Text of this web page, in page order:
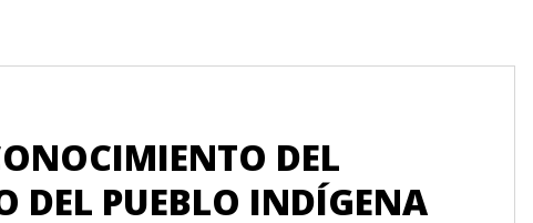
DEL
DEL PUEBLO INDÍGENA